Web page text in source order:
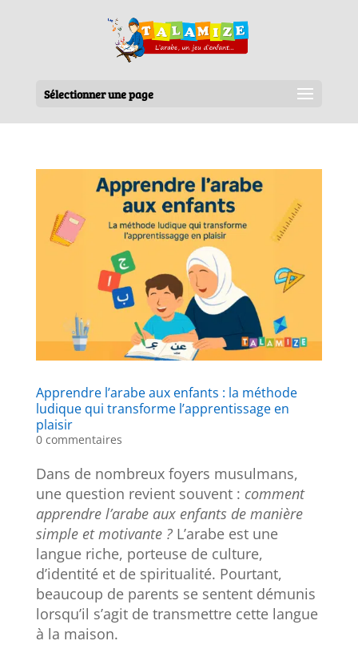
Sélectionner une page
Apprendre l’arabe aux enfants : la méthode
ludique qui transforme l’apprentissage en
plaisir
0 commentaires
Dans de nombreux foyers musulmans,
une question revient souvent : comment
apprendre l’arabe aux enfants de manière
simple et motivante ?L’arabe est une
langue riche, porteuse de culture,
d’identité et de spiritualité. Pourtant,
beaucoup de parents se sentent démunis
lorsqu’il s’agit de transmettre cette langue
à la maison.